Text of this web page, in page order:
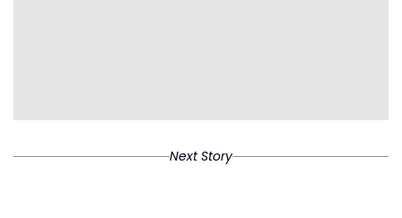
Next Story